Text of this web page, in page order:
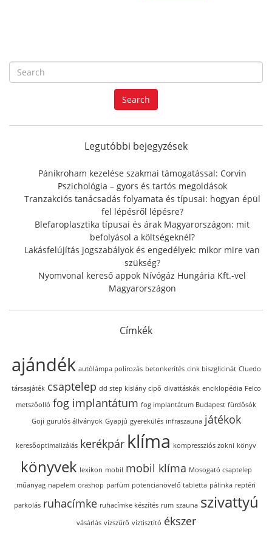
e
a
r
f
r
:
Search
Legutóbbi bejegyzések
Pánikroham kezelése szakmai támogatással: Corvin
Pszichológia – gyors és tartós megoldások
Tranzakciós tanácsadás folyamata és típusai: hogyan épül
fel lépésről lépésre?
Blefaroplasztika típusai és árak Magyarországon: mit
befolyásol a költségeknél?
Lakásfelújítás jogszabályok és engedélyek: mikor mire van
szükség?
Nyomvonal kereső appok Nívógáz Hungária Kft.-vel
Magyarországon
Címkék
ajándék autólámpa polírozás betonkerítés cink biszglicinát Cluedo
társasjáték csaptelep dd step kislány cipő divattáskák enciklopédia Felco
metszőolló fog implantátum fog implantátum Budapest fürdősók
Goji gurulós állványok Gyapjú gyerekülés infraszauna játékok
keresőoptimalizálás kerékpár klíma kompressziós zokni könyv
könyvek lexikon mobil mobil klíma Mosogató csaptelep
műanyag napelem orashop parfüm potencianövelő tabletta pálinka reptéri
parkolás ruhacímke ruhacímke készítés rum szauna szivattyú
vásárlás vízszűrő víztisztító ékszer